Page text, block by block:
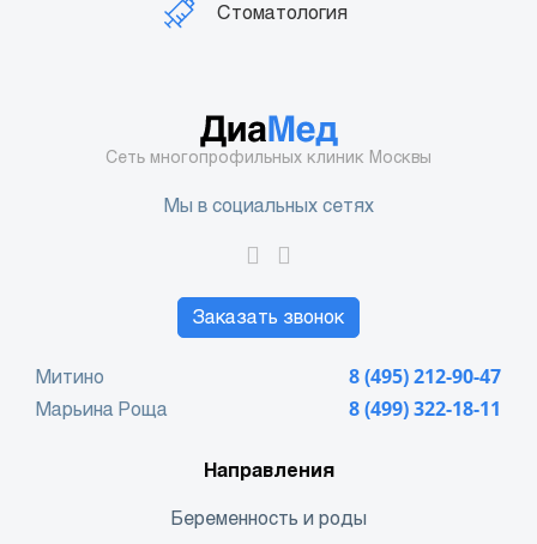
Стоматология
Сеть многопрофильных клиник Москвы
Мы в социальных сетях
Заказать звонок
8 (495) 212-90-47
Митино
8 (499) 322-18-11
Марьина Роща
Направления
Беременность и роды